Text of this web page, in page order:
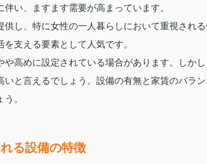
い、ますます需要が高まっています。
し、特に女性の一人暮らしにおいて重視され
支える要素として人気です。
高めに設定されている場合があります。しか
と言えるでしょう。設備の有無と家賃のバラ
。
る設備の特徴